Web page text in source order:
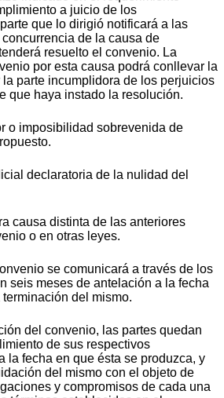
a juicio de los
que lo dirigió notificará a las
de la causa de
resuelto el convenio. La
por esta causa podrá conllevar la
parte incumplidora de los perjuicios
que haya instado la resolución.
o imposibilidad sobrevenida de
declaratoria de la nulidad del
causa distinta de las anteriores
o en otras leyes.
se comunicará a través de los
seis meses de antelación a la fecha
del mismo.
del convenio, las partes quedan
de sus respectivos
la fecha en que ésta se produzca, y
del mismo con el objeto de
y compromisos de cada una